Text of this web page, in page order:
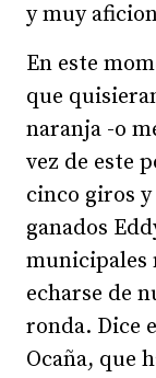
y muy
En este
que
naranja -o
vez de este
cinco giros
ganados
municipales
echarse de
ronda. Dice
Ocaña, que